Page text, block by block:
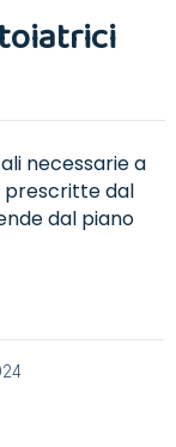
necessarie a
prescritte dal
dal piano